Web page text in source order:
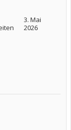
3. Mai
2026